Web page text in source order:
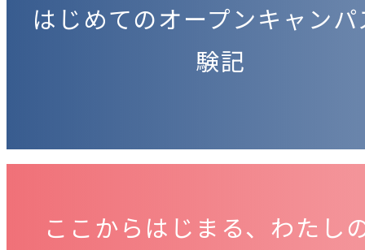
はじめてのオープンキャン
験記
ここからはじまる、わたし